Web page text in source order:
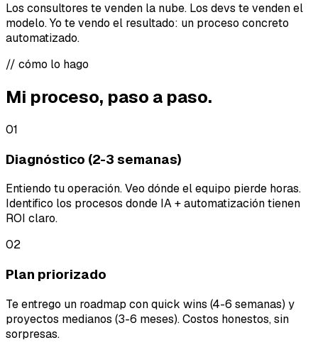
Los consultores te venden la nube. Los devs te venden el
modelo. Yo te vendo el resultado: un proceso concreto
automatizado.
// cómo lo hago
Mi proceso, paso a paso.
01
Diagnóstico (2-3 semanas)
Entiendo tu operación. Veo dónde el equipo pierde horas.
Identifico los procesos donde IA + automatización tienen
ROI claro.
02
Plan priorizado
Te entrego un roadmap con quick wins (4-6 semanas) y
proyectos medianos (3-6 meses). Costos honestos, sin
sorpresas.